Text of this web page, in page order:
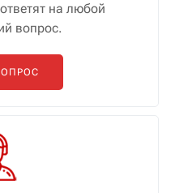
на любой
вопрос.